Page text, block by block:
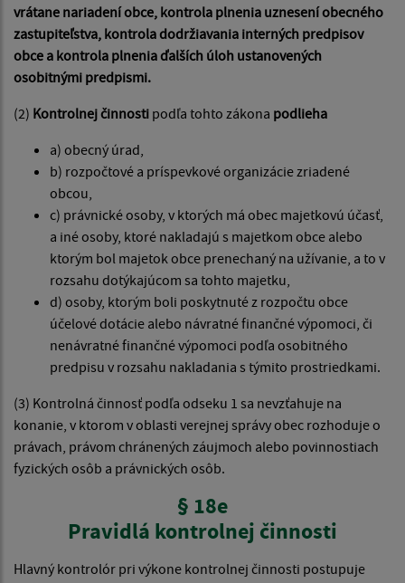
vrátane nariadení obce, kontrola plnenia uznesení obecného
zastupiteľstva, kontrola dodržiavania interných predpisov
obce a kontrola plnenia ďalších úloh ustanovených
osobitnými predpismi.
(2) Kontrolnej činnosti podľa tohto zákona podlieha
a) obecný úrad,
b) rozpočtové a príspevkové organizácie zriadené
obcou,
c) právnické osoby, v ktorých má obec majetkovú účasť,
a iné osoby, ktoré nakladajú s majetkom obce alebo
ktorým bol majetok obce prenechaný na užívanie, a to v
rozsahu dotýkajúcom sa tohto majetku,
d) osoby, ktorým boli poskytnuté z rozpočtu obce
účelové dotácie alebo návratné finančné výpomoci, či
nenávratné finančné výpomoci podľa osobitného
predpisu v rozsahu nakladania s týmito prostriedkami.
(3) Kontrolná činnosť podľa odseku 1 sa nevzťahuje na
konanie, v ktorom v oblasti verejnej správy obec rozhoduje o
právach, právom chránených záujmoch alebo povinnostiach
fyzických osôb a právnických osôb.
§ 18e
Pravidlá kontrolnej činnosti
Hlavný kontrolór pri výkone kontrolnej činnosti postupuje